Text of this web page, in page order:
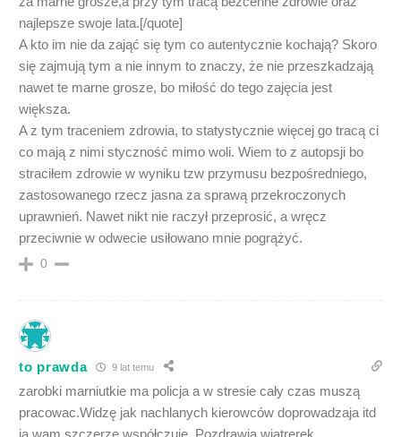
najlepsze swoje lata.[/quote]
A kto im nie da zająć się tym co autentycznie kochają? Skoro
się zajmują tym a nie innym to znaczy, że nie przeszkadzają
nawet te marne grosze, bo miłość do tego zajęcia jest
większa.
A z tym traceniem zdrowia, to statystycznie więcej go tracą ci
co mają z nimi styczność mimo woli. Wiem to z autopsji bo
straciłem zdrowie w wyniku tzw przymusu bezpośredniego,
zastosowanego rzecz jasna za sprawą przekroczonych
uprawnień. Nawet nikt nie raczył przeprosić, a wręcz
przeciwnie w odwecie usiłowano mnie pogrążyć.
0
to prawda 9 lat temu
zarobki marniutkie ma policja a w stresie cały czas muszą
pracowac.Widzę jak nachlanych kierowców doprowadzaja itd
ja wam szczerze współczuje, Pozdrawia wiatrerek